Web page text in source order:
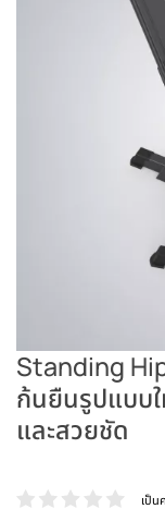
Standing
ก้นยืนรูปแบบ
และสวยชัด
เป็น